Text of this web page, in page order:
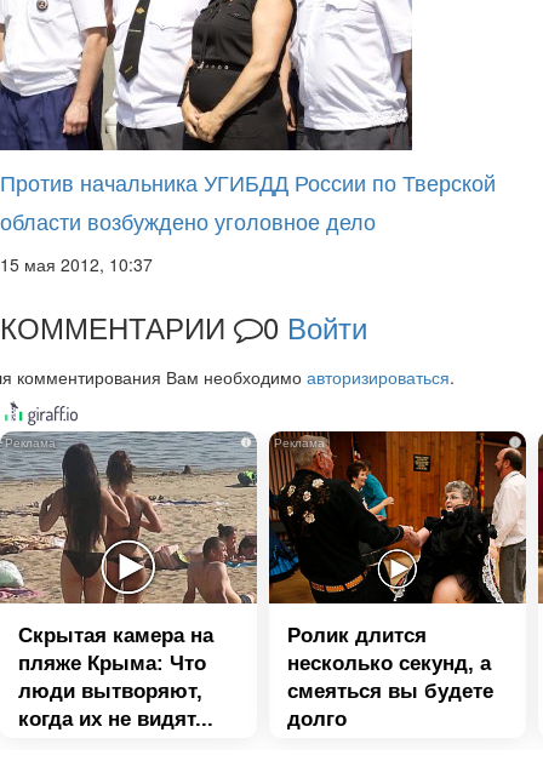
Против начальника УГИБДД России по Тверской
области возбуждено уголовное дело
15 мая 2012, 10:37
КОММЕНТАРИИ 0 Войти
комментирования Вам необходимо авторизироваться.
i
Скрытая камера на
пляже Крыма: Что
люди вытворяют,
когда их не видят...
i
Ролик длится
несколько секунд, а
смеяться вы будете
долго